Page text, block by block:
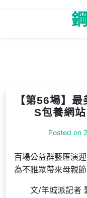
【第56場】
S包養網
Posted on
百場公益群藝匯演
為不雅眾帶來母親
文/羊城派記者